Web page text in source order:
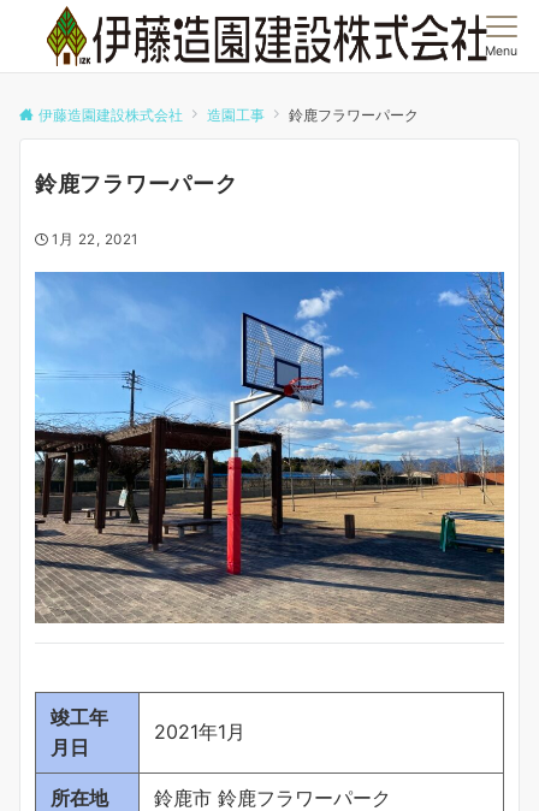
Menu
伊藤造園建設株式会社 造園工事 鈴鹿フラワーパーク
鈴鹿フラワーパーク
1月 22, 2021
竣工年
月日
2021年1月
所在地 鈴鹿市 鈴鹿フラワーパーク